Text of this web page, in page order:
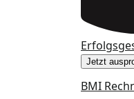
Jetzt
BMI